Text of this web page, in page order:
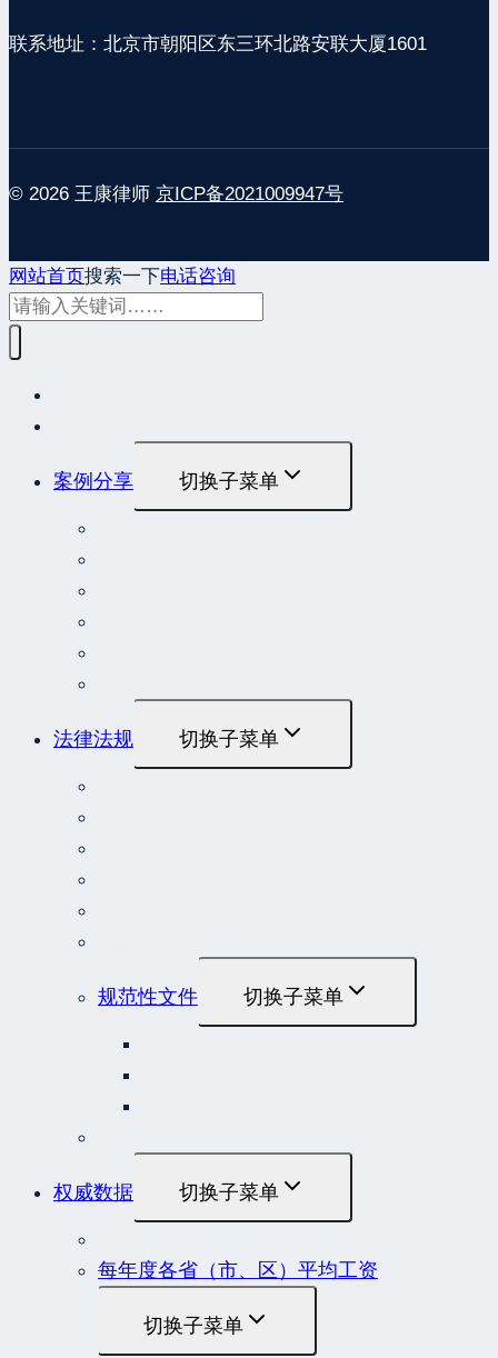
联系地址：北京市朝阳区东三环北路安联大厦1601
© 2026 王康律师 京ICP备2021009947号
网站首页搜索一下电话咨询
案例分享 切换子菜单
法律法规 切换子菜单
规范性文件 切换子菜单
权威数据 切换子菜单
每年度各省（市、区）平均工资
切换子菜单